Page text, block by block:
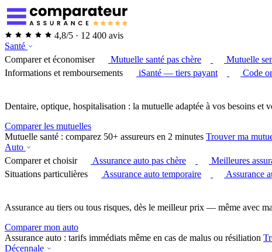
4,8/5 · 12 400 avis
Santé
Comparer et économiser
Mutuelle santé pas chère Mutuelle
Informations et remboursements
iSanté — tiers payant Code
Dentaire, optique, hospitalisation : la mutuelle adaptée à vos besoins et
Comparer les mutuelles
Mutuelle santé : comparez 50+ assureurs en 2 minutes Trouver ma
Auto
Comparer et choisir
Assurance auto pas chère Meilleures
Situations particulières
Assurance auto temporaire Assurance
Assurance au tiers ou tous risques, dès le meilleur prix — même avec
Comparer mon auto
Assurance auto : tarifs immédiats même en cas de malus ou résiliation
Décennale